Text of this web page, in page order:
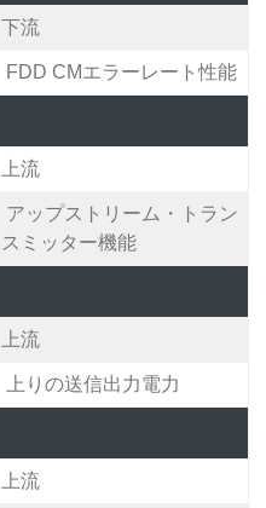
下流
FDD CMエラーレート性能
上流
アップストリーム・トラン
スミッター機能
上流
上りの送信出力電力
上流